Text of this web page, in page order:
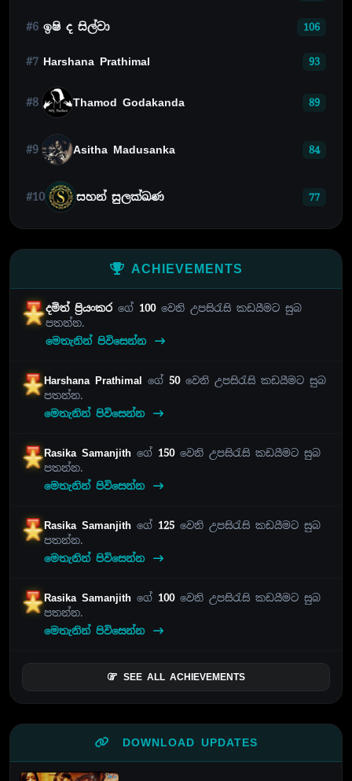
#6 ඉෂි ද සිල්වා 106
#7 Harshana Prathimal 93
#8 Thamod Godakanda 89
#9 Asitha Madusanka 84
#10 සහන් සුලක්ඛණ 77
ACHIEVEMENTS
දමිත් ප්‍රියංකරගේ 100වෙනි උපසිරැසි කඩයීමට සුබ
පතන්න.
මෙතැනින් පිවිසෙන්න
Harshana Prathimal ගේ 50වෙනි උපසිරැසි කඩයීමට සුබ
පතන්න.
මෙතැනින් පිවිසෙන්න
Rasika Samanjithගේ 150වෙනි උපසිරැසි කඩයීමට සුබ
පතන්න.
මෙතැනින් පිවිසෙන්න
Rasika Samanjithගේ 125 වෙනි උපසිරැසි කඩයීමට සුබ
පතන්න.
මෙතැනින් පිවිසෙන්න
Rasika Samanjithගේ 100වෙනි උපසිරැසි කඩයීමට සුබ
පතන්න.
මෙතැනින් පිවිසෙන්න
SEE ALL ACHIEVEMENTS
DOWNLOAD UPDATES